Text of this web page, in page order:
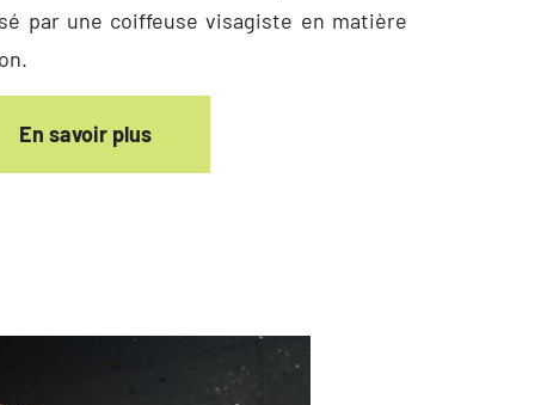
par une coiffeuse visagiste en matière
En savoir plus